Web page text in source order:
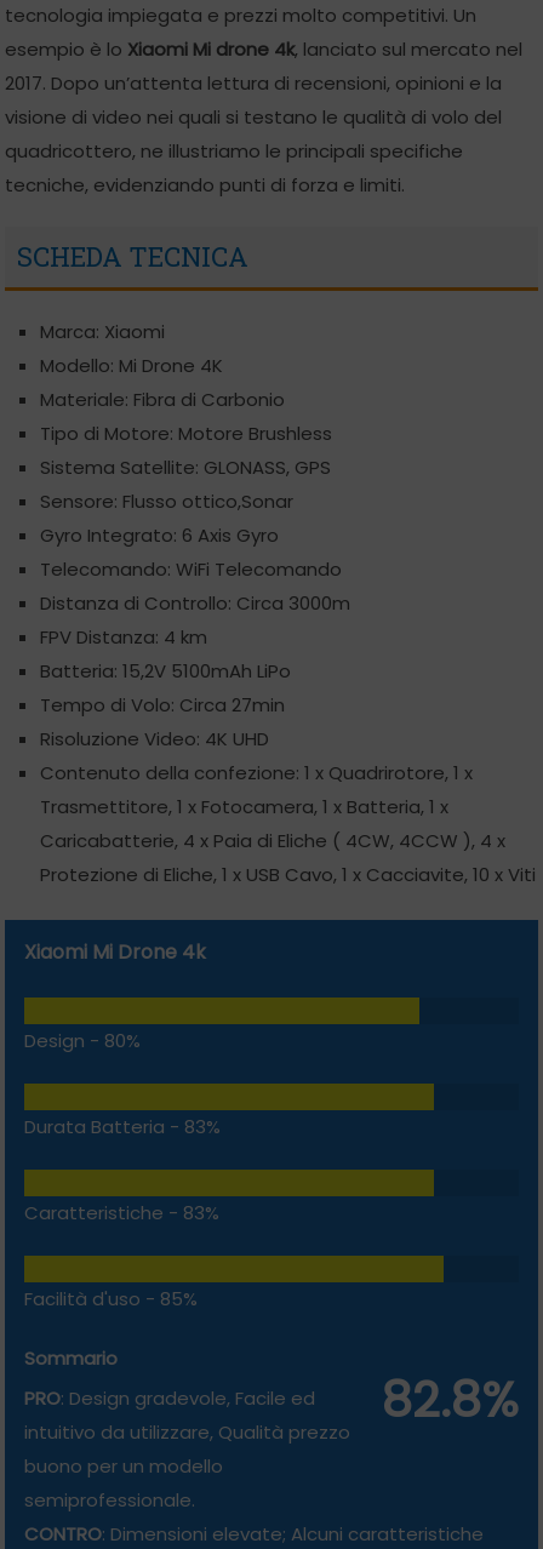
tecnologia impiegata e prezzi molto competitivi. Un
esempio è lo Xiaomi Mi drone 4k, lanciato sul mercato nel
2017. Dopo un’attenta lettura di recensioni, opinioni e la
visione di video nei quali si testano le qualità di volo del
quadricottero, ne illustriamo le principali specifiche
tecniche, evidenziando punti di forza e limiti.
SCHEDA TECNICA
Marca: Xiaomi
Modello: Mi Drone 4K
Materiale: Fibra di Carbonio
Tipo di Motore: Motore Brushless
Sistema Satellite: GLONASS, GPS
Sensore: Flusso ottico,Sonar
Gyro Integrato: 6 Axis Gyro
Telecomando: WiFi Telecomando
Distanza di Controllo: Circa 3000m
FPV Distanza: 4 km
Batteria: 15,2V 5100mAh LiPo
Tempo di Volo: Circa 27min
Risoluzione Video: 4K UHD
Contenuto della confezione: 1 x Quadrirotore, 1 x
Trasmettitore, 1 x Fotocamera, 1 x Batteria, 1 x
Caricabatterie, 4 x Paia di Eliche ( 4CW, 4CCW ), 4 x
Protezione di Eliche, 1 x USB Cavo, 1 x Cacciavite, 10 x Viti
Xiaomi Mi Drone 4k
Design - 80%
Durata Batteria - 83%
Caratteristiche - 83%
Facilità d'uso - 85%
82.8%
Sommario
PRO: Design gradevole, Facile ed
intuitivo da utilizzare, Qualità prezzo
buono per un modello
semiprofessionale.
CONTRO: Dimensioni elevate; Alcuni caratteristiche